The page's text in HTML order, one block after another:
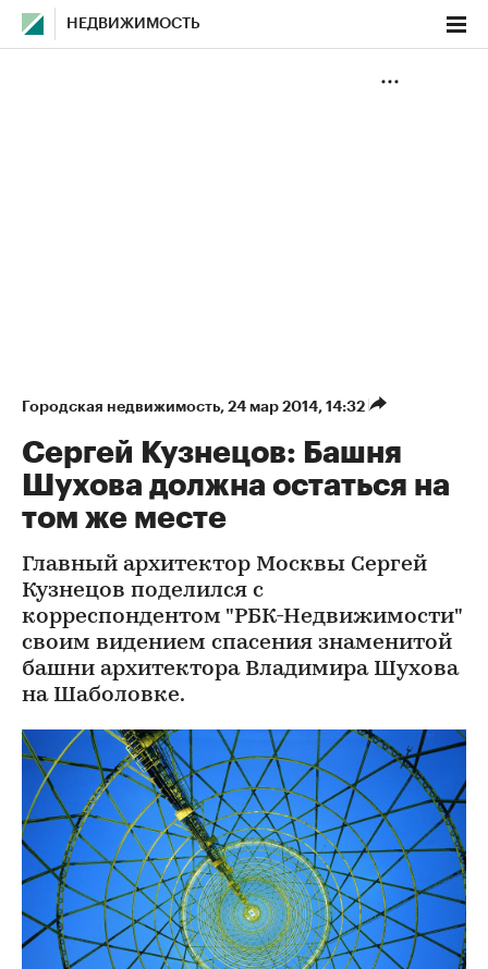
НЕДВИЖИМОСТЬ
Городская недвижимость⁠, 24 мар 2014, 14:32
Сергей Кузнецов: Башня
Шухова должна остаться на
том же месте
Главный архитектор Москвы Сергей
Кузнецов поделился с
корреспондентом "РБК-Недвижимости"
своим видением спасения знаменитой
башни архитектора Владимира Шухова
на Шаболовке.